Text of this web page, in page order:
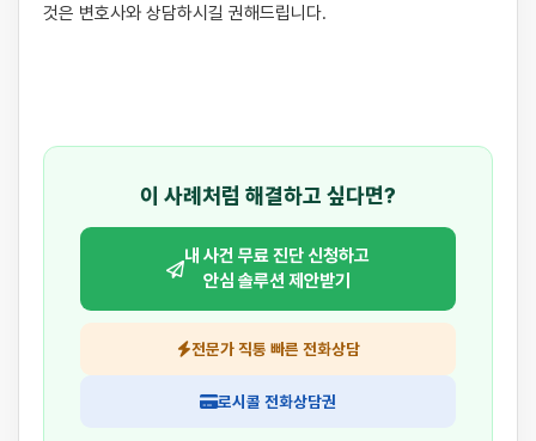
것은 변호사와 상담하시길 권해드립니다.
이 사례처럼 해결하고 싶다면?
내 사건 무료 진단 신청하고
안심 솔루션 제안받기
전문가 직통 빠른 전화상담
로시콜 전화상담권